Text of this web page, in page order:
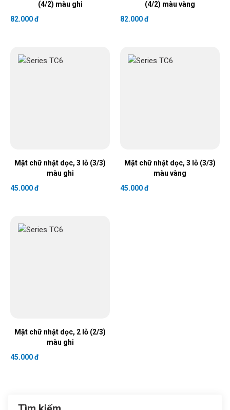
(4/2) màu ghi
82.000 đ
(4/2) màu vàng
82.000 đ
Mặt chữ nhật dọc, 3 lỗ (3/3)
màu ghi
45.000 đ
Mặt chữ nhật dọc, 3 lỗ (3/3)
màu vàng
45.000 đ
Mặt chữ nhật dọc, 2 lỗ (2/3)
màu ghi
45.000 đ